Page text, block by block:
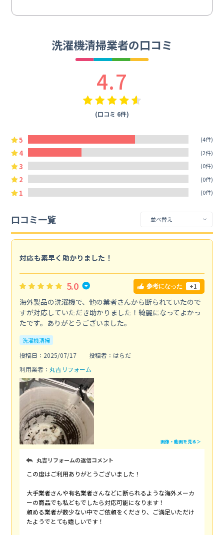
洗濯機清掃業者の口コミ
4.7
(口コミ 6件)
5 (4件)
4 (2件)
3 (0件)
2 (0件)
1 (0件)
口コミ一覧
対応も素早く助かりました！
5.0 参考になった +1
海外製品の洗濯機で、他の業者さんから断られていたので
すが対応していただき助かりました！綺麗になってよかっ
たです。ありがとうございました。
洗濯機清掃
投稿日：2025/07/17
投稿者：はらだ
利用業者： 丸吉リフォーム
画像・動画を見る＞
丸吉リフォームの返信コメント
この度はご利用ありがとうございました！
大手業者さんや有名業者さんなどに断られるような海外メーカ
ーの商品でも私どもでしたら対応可能になります！
頼める業者が数少ない中でご依頼をくださり、ご満足いただけ
たようでとても嬉しいです！